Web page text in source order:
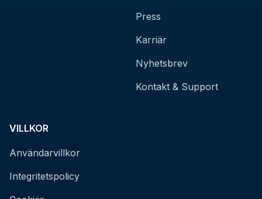
Press
Karriär
Nyhetsbrev
Kontakt & Support
VILLKOR
Användarvillkor
Integritetspolicy